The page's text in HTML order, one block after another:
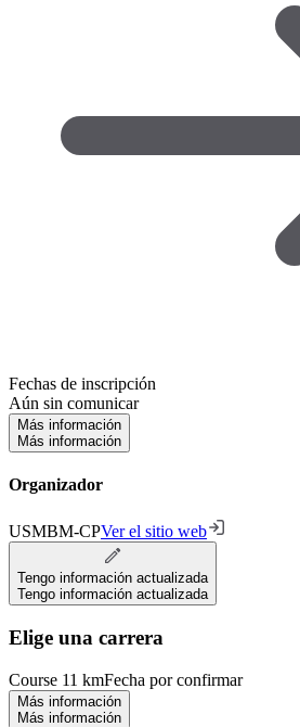
Fechas de inscripción
Aún sin comunicar
Más información
Más información
Organizador
USMBM-CPVer el sitio web
Tengo información actualizada
Tengo información actualizada
Elige una carrera
Course 11 kmFecha por confirmar
Más información
Más información